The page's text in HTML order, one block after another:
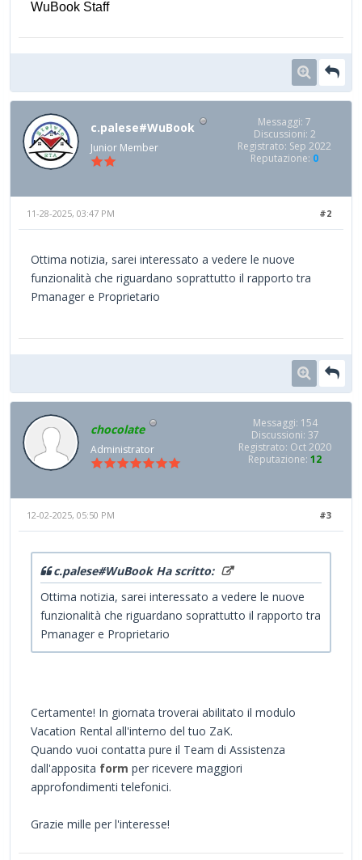
WuBook Staff
c.palese#WuBook
Junior Member
Messaggi: 7
Discussioni: 2
Registrato: Sep 2022
Reputazione: 0
#2
11-28-2025, 03:47 PM
Ottima notizia, sarei interessato a vedere le nuove
funzionalità che riguardano soprattutto il rapporto tra
Pmanager e Proprietario
chocolate
Administrator
Messaggi: 154
Discussioni: 37
Registrato: Oct 2020
Reputazione: 12
#3
12-02-2025, 05:50 PM
c.palese#WuBook Ha scritto:
Ottima notizia, sarei interessato a vedere le nuove
funzionalità che riguardano soprattutto il rapporto tra
Pmanager e Proprietario
Certamente! In giornata troverai abilitato il modulo
Vacation Rental all'interno del tuo ZaK.
Quando vuoi contatta pure il Team di Assistenza
dall'apposita form per ricevere maggiori
approfondimenti telefonici.
Grazie mille per l'interesse!